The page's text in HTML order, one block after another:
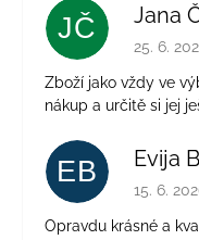
JČ Jana
25. 6.
Zboží jako vždy ve
nákup a určitě si jej
EB Evija
15. 6.
Opravdu krásné a